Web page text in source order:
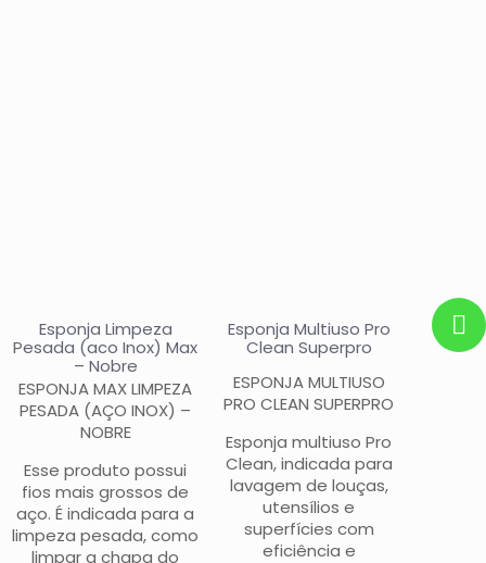
Esponja Limpeza
Pesada (aco Inox) Max
– Nobre
ESPONJA MAX LIMPEZA
PESADA (AÇO INOX) –
NOBRE
Esse produto possui
fios mais grossos de
aço. É indicada para a
limpeza pesada, como
limpar a chapa do
Esponja Multiuso Pro
Clean Superpro
ESPONJA MULTIUSO
PRO CLEAN SUPERPRO
Esponja multiuso Pro
Clean, indicada para
lavagem de louças,
utensílios e
superfícies com
eficiência e